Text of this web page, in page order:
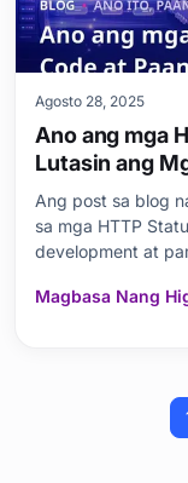
Agosto 28, 2025
Ano ang mga
Lutasin ang
Ang post sa blog
sa mga HTTP
development at
mahalaga ang
Magbasa Nang